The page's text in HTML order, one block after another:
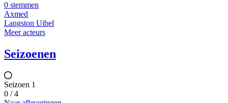
0 stemmen
Axmed
Langston Uibel
Meer acteurs
Seizoenen
Seizoen 1
0 / 4